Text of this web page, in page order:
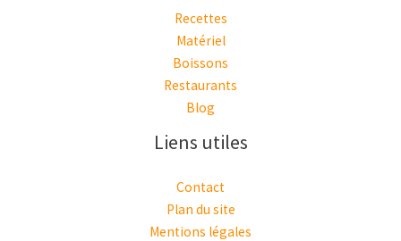
Recettes
Matériel
Boissons
Restaurants
Blog
Liens utiles
Contact
Plan du site
Mentions légales